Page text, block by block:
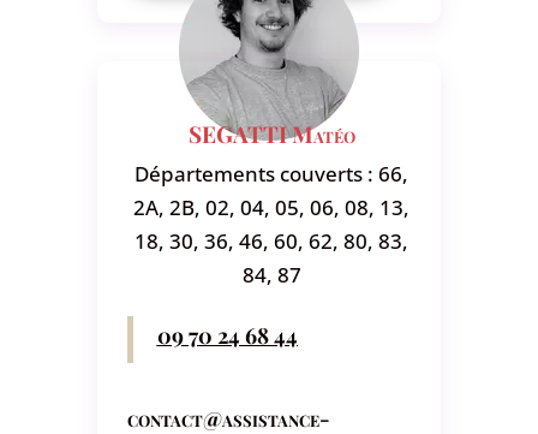
SEGATTI Matéo
Départements couverts : 66,
2A, 2B, 02, 04, 05, 06, 08, 13,
18, 30, 36, 46, 60, 62, 80, 83,
84, 87
09 70 24 68 44
contact@assistance-